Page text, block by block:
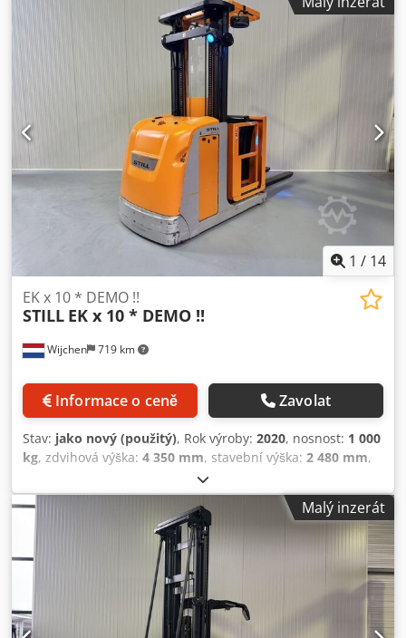
26031.4366 Kategorie: Demo Stožár: 2W Vidlice: 1200 mm
Snížená výška: 2480 mm Výška zdvihu: 4350 mm Cjdpfezq
Ulgox Am Esrf Nosnost: 1000 kg Výška plošiny: 3750 mm
Výška vybírání: 5350 mm Inicializace: Ano Šířka kabiny: 900
mm Rok: 2020 Motohodiny: 413 h Kapacita: 24v / 620Ah
Možnosti: Šasi = 980 mm!! 2x modrý spot Stav jako nový!!
1 / 14
Wijchen 719 km
EK x 10 * DEMO !!
STILL EK x 10 * DEMO !!
Informace o ceně Zavolat
Stav: jako nový (použitý), Rok výroby: 2020, nosnost: 1 000
kg, zdvihová výška: 4 350 mm, stavební výška: 2 480 mm,
, typ paliva:
duplex, Výrobce + model: STILL EK-X 10 Stožár: 2W4350 ID:
26031.4368 Kategorie: Demo Stožár: 2W Vidlice: 1200 mm
Snížená výška: 2480 mm Výška zdvihu: 4350 mm Nosnost:
1000 kg Výška plošiny: 3750 mm Výška vybírání: 5350 mm
Počáteční zdvih: Ano Credpfx Amjzq Ulaj Eof Šířka kabiny:
900 mm Rok: 2020 Motohodiny: 415 h Kapacita baterie: 24V
/ 620Ah Volitelné vybavení: Šířka podvozku = 980 mm !! 2 x
Modrý bod (Blue spot) Kompletně JAKO nový!!
Malý inzerát